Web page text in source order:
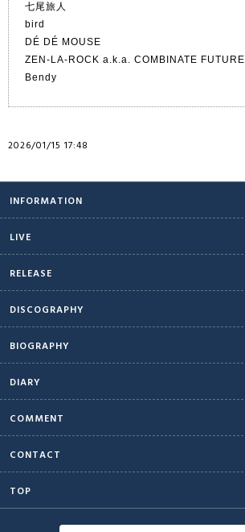
七尾旅人
bird
DÉ DÉ MOUSE
ZEN-LA-ROCK a.k.a. COMBINATE FUTURE
Bendy
2026/01/15 17:48
INFORMATION
LIVE
RELEASE
DISCOGRAPHY
BIOGRAPHY
DIARY
COMMENT
CONTACT
TOP